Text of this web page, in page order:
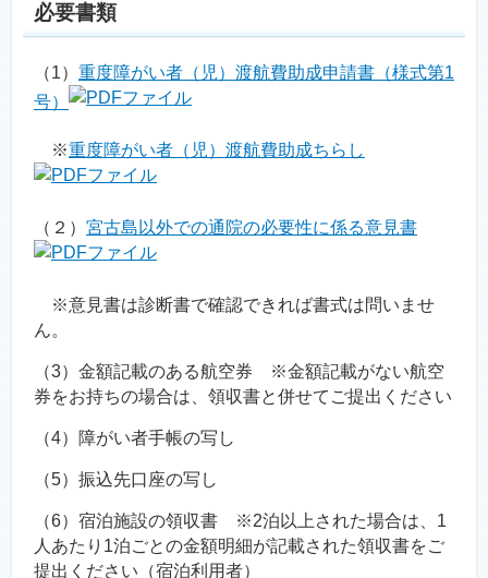
必要書類
（1） 重度障がい者（児）渡航費助成申請書（様式第1
号）
※重度障がい者（児）渡航費助成ちらし
（２） 宮古島以外での通院の必要性に係る意見書
※意見書は診断書で確認できれば書式は問いませ
ん。
（3）金額記載のある航空券 ※金額記載がない航空
券をお持ちの場合は、領収書と併せてご提出ください
（4）障がい者手帳の写し
（5）振込先口座の写し
（6）宿泊施設の領収書 ※2泊以上された場合は、1
人あたり1泊ごとの金額明細が記載された領収書をご
提出ください（宿泊利用者）